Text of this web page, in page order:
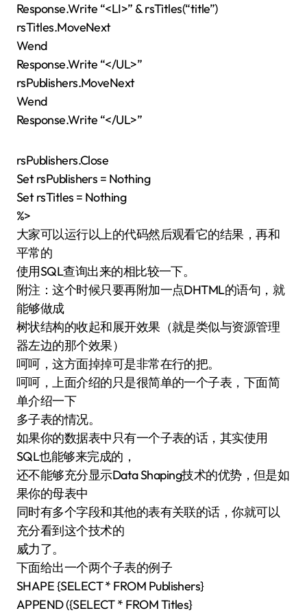
Response.Write “<LI>” & rsTitles(“title”)
rsTitles.MoveNext
Wend
Response.Write “</UL>”
rsPublishers.MoveNext
Wend
Response.Write “</UL>”
rsPublishers.Close
Set rsPublishers = Nothing
Set rsTitles = Nothing
%>
大家可以运行以上的代码然后观看它的结果，再和
平常的
使用SQL查询出来的相比较一下。
附注：这个时候只要再附加一点DHTML的语句，就
能够做成
树状结构的收起和展开效果（就是类似与资源管理
器左边的那个效果）
呵呵，这方面掉掉可是非常在行的把。
呵呵，上面介绍的只是很简单的一个子表，下面简
单介绍一下
多子表的情况。
如果你的数据表中只有一个子表的话，其实使用
SQL也能够来完成的，
还不能够充分显示Data Shaping技术的优势，但是如
果你的母表中
同时有多个字段和其他的表有关联的话，你就可以
充分看到这个技术的
威力了。
下面给出一个两个子表的例子
SHAPE {SELECT * FROM Publishers}
APPEND ({SELECT * FROM Titles}